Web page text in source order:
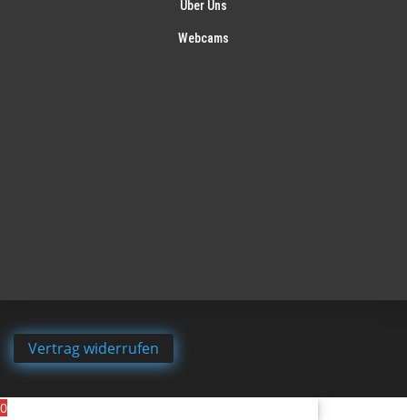
Über Uns
Webcams
Vertrag widerrufen
0